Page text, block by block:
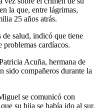
la que, entre lágrimas,
25 años atrás.
de salud, indicó que tiene
problemas cardíacos.
Acuña, hermana de
sido compañeros durante la
se comunicó con
su hija se había ido al sur.